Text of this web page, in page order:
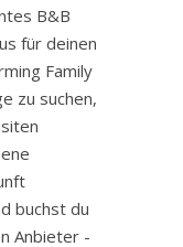
B&B
für deinen
Family
zu suchen,
buchst du
Anbieter -